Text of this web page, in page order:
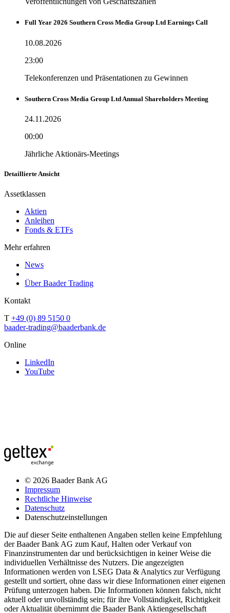
Full Year 2026 Southern Cross Media Group Ltd Earnings Call
10.08.2026
23:00
Telekonferenzen und Präsentationen zu Gewinnen
Southern Cross Media Group Ltd Annual Shareholders Meeting
24.11.2026
00:00
Jährliche Aktionärs-Meetings
Detaillierte Ansicht
Assetklassen
Aktien
Anleihen
Fonds & ETFs
Mehr erfahren
News
Über Baader Trading
Kontakt
T +49 (0) 89 5150 0
baader-trading@baaderbank.de
Online
LinkedIn
YouTube
© 2026 Baader Bank AG
Impressum
Rechtliche Hinweise
Datenschutz
Datenschutzeinstellungen
Die auf dieser Seite enthaltenen Angaben stellen keine Empfehlung
der Baader Bank AG zum Kauf, Halten oder Verkauf von
Finanzinstrumenten dar und berücksichtigen in keiner Weise die
individuellen Verhältnisse des Nutzers. Die angezeigten
Informationen werden von LSEG Data & Analytics zur Verfügung
gestellt und sortiert, ohne dass wir diese Informationen einer eigenen
Prüfung unterzogen haben. Die Informationen können falsch, nicht
aktuell oder unvollständig sein; für ihre Vollständigkeit, Richtigkeit
oder Aktualität übernimmt die Baader Bank Aktiengesellschaft